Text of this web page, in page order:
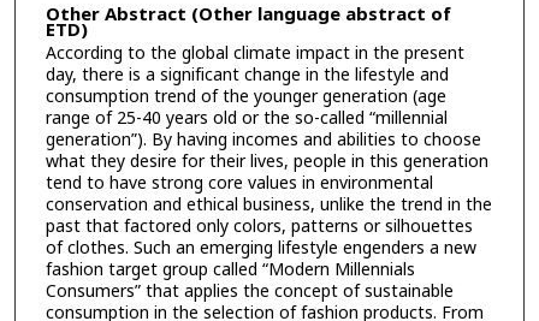
Other Abstract (Other language abstract of
ETD)
According to the global climate impact in the present
day, there is a significant change in the lifestyle and
consumption trend of the younger generation (age
range of 25-40 years old or the so-called “millennial
generation”). By having incomes and abilities to choose
what they desire for their lives, people in this generation
tend to have strong core values in environmental
conservation and ethical business, unlike the trend in the
past that factored only colors, patterns or silhouettes
of clothes. Such an emerging lifestyle engenders a new
fashion target group called “Modern Millennials
Consumers” that applies the concept of sustainable
consumption in the selection of fashion products. From